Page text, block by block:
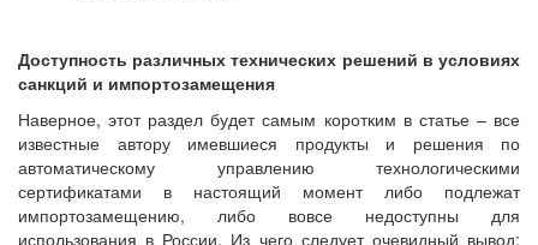
Доступность различных технических решений в условиях
санкций и импортозамещения
Наверное, этот раздел будет самым коротким в статье – все
известные автору имевшиеся продукты и решения по
автоматическому управлению технологическими
сертификатами в настоящий момент либо подлежат
импортозамещению, либо вовсе недоступны для
использования в России. Из чего следует очевидный вывод: